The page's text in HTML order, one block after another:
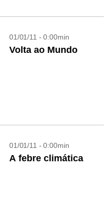
01/01/11 - 0:00min
Volta ao Mundo
01/01/11 - 0:00min
A febre climática